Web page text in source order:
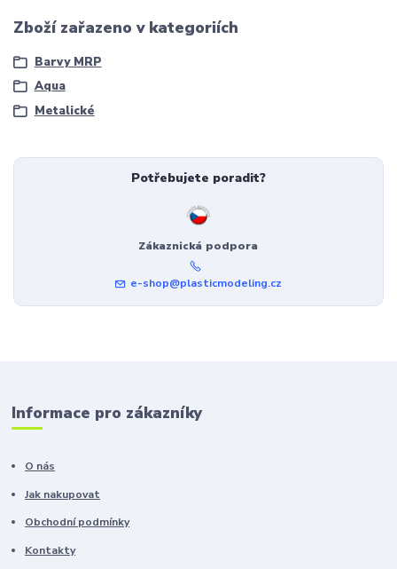
Zboží zařazeno v kategoriích
Barvy MRP
Aqua
Metalické
Potřebujete poradit?
Zákaznická podpora
e-shop@plasticmodeling.cz
Informace pro zákazníky
O nás
Jak nakupovat
Obchodní podmínky
Kontakty